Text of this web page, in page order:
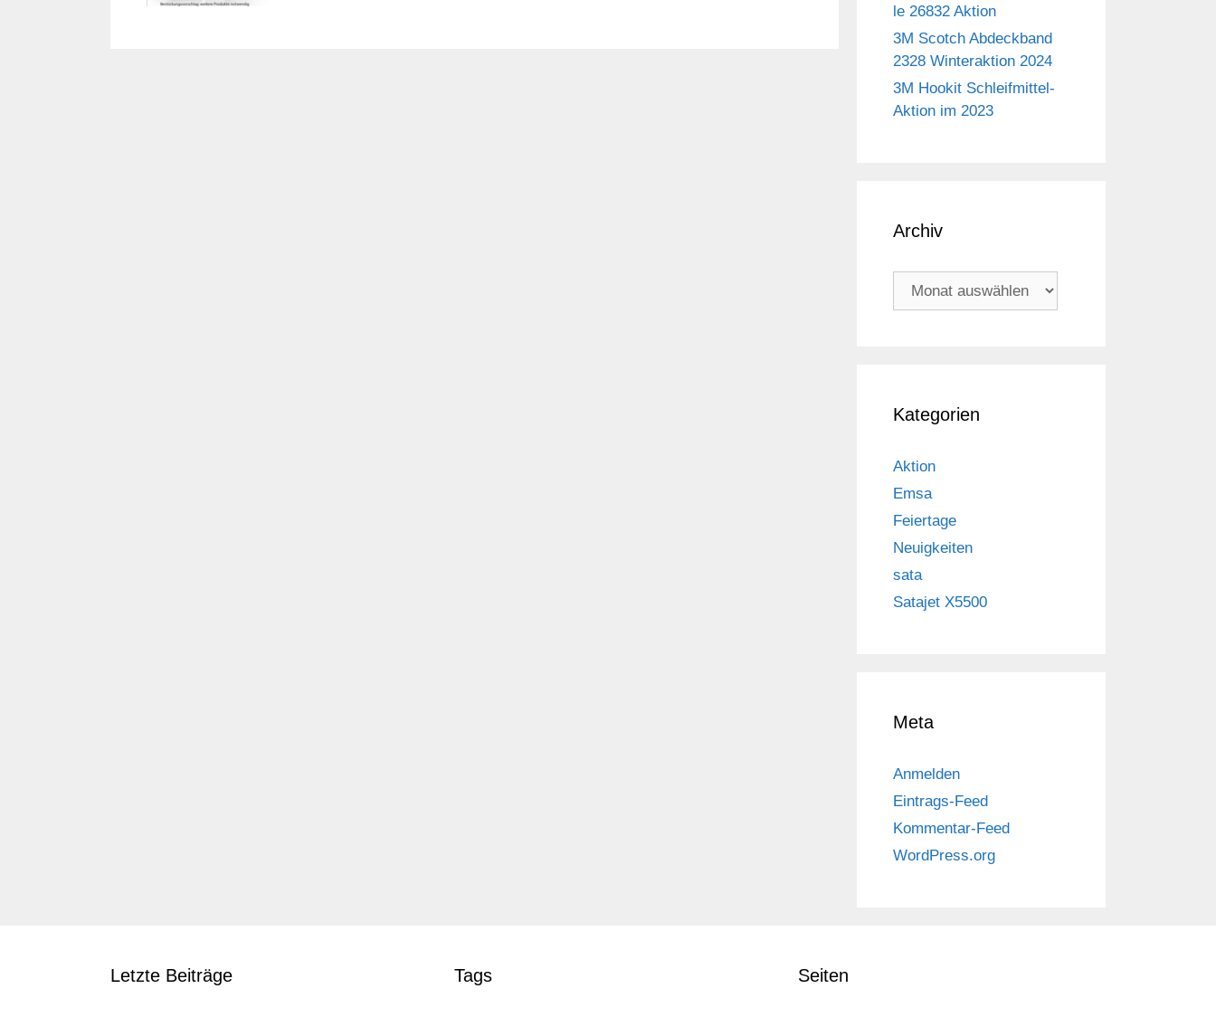
le 26832 Aktion
3M Scotch Abdeckband
2328 Winteraktion 2024
3M Hookit Schleifmittel-
Aktion im 2023
Archiv
Archiv
Kategorien
Aktion
Emsa
Feiertage
Neuigkeiten
sata
Satajet X5500
Meta
Anmelden
Eintrags-Feed
Kommentar-Feed
WordPress.org
Letzte Beiträge Tags Seiten